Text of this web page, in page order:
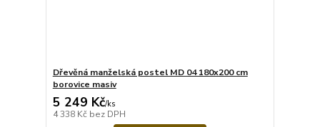
Dřevěná manželská postel MD 04 180x200 cm
borovice masiv
5 249 Kč/ks
4 338 Kč bez DPH